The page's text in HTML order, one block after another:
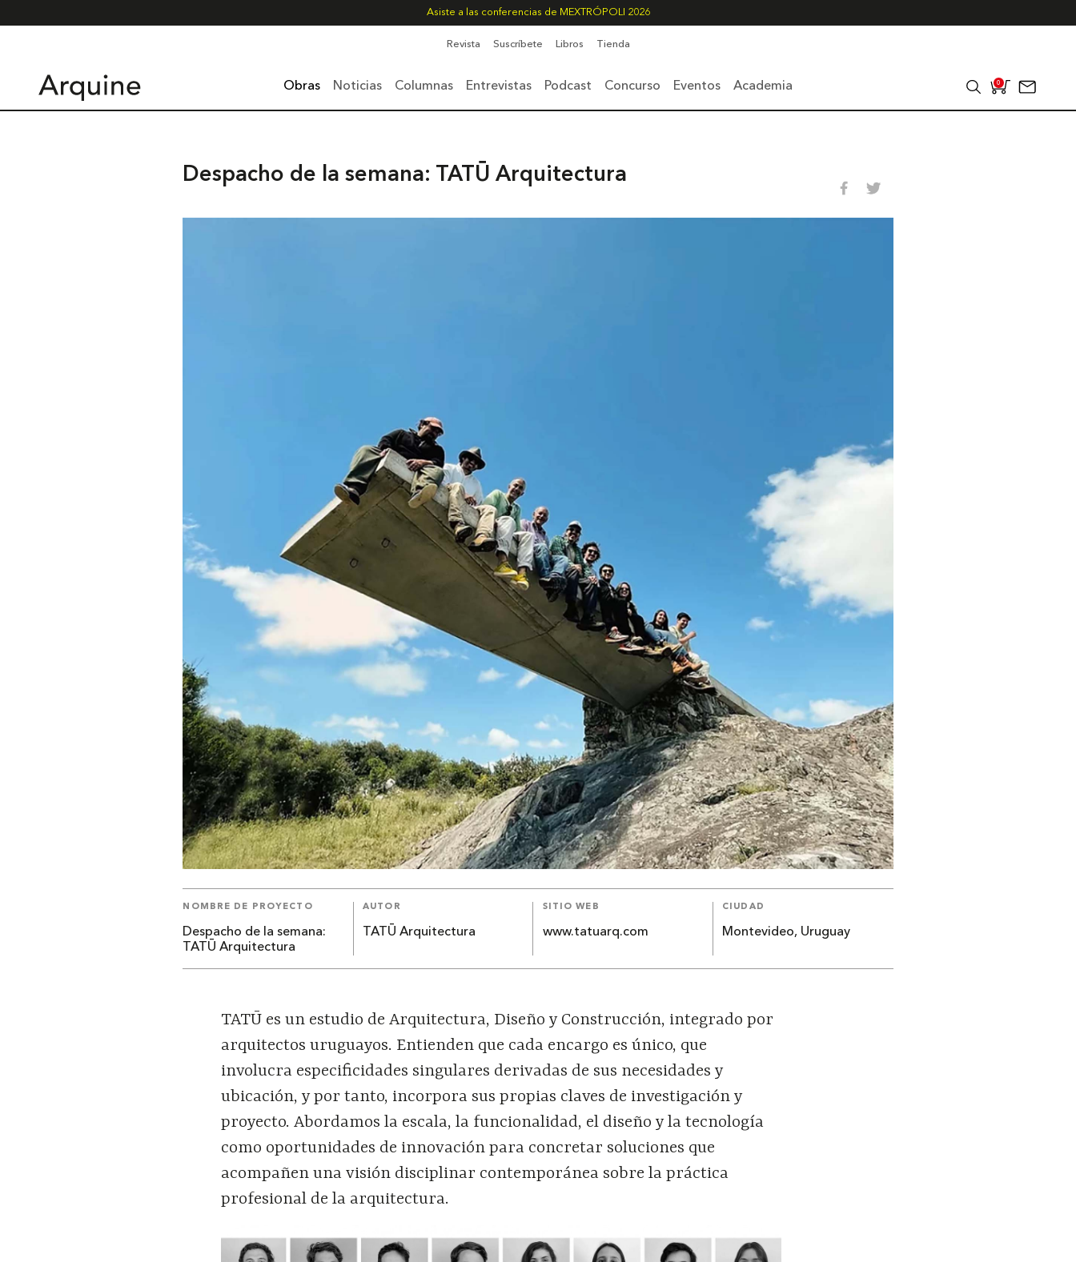
Asiste a las conferencias de MEXTRÓPOLI 2026
Revista Suscríbete Libros Tienda
Obras Noticias Columnas Entrevistas Podcast Concurso Eventos Academia 0
Despacho de la semana: TATŪ Arquitectura
NOMBRE DE PROYECTO
Despacho de la semana:
TATŪ Arquitectura
AUTOR
TATŪ Arquitectura
SITIO WEB
www.tatuarq.com
CIUDAD
Montevideo, Uruguay
TATŪ es un estudio de Arquitectura, Diseño y Construcción, integrado por
arquitectos uruguayos. Entienden que cada encargo es único, que
involucra especificidades singulares derivadas de sus necesidades y
ubicación, y por tanto, incorpora sus propias claves de investigación y
proyecto. Abordamos la escala, la funcionalidad, el diseño y la tecnología
como oportunidades de innovación para concretar soluciones que
acompañen una visión disciplinar contemporánea sobre la práctica
profesional de la arquitectura.